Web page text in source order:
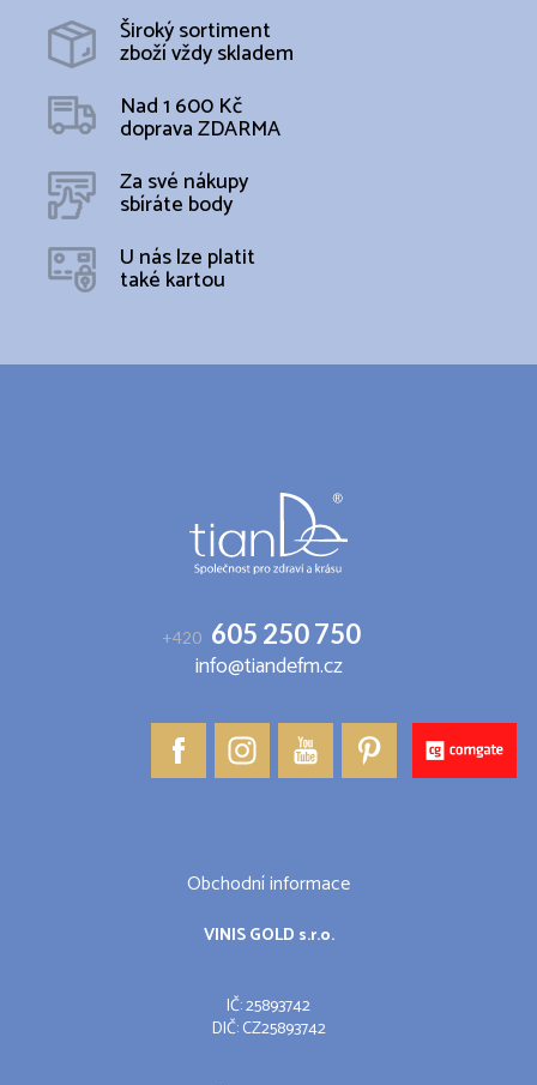
Široký sortiment
zboží vždy skladem
Nad 1 600 Kč
doprava ZDARMA
Za své nákupy
sbíráte body
U nás lze platit
také kartou
Z
+420 605 250 750
info@tiandefm.cz
Obchodní informace
VINIS GOLD s.r.o.
IČ: 25893742
DIČ: CZ25893742